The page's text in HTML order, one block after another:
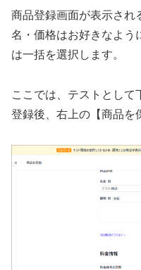
商品登録画面が表示され
名・価格はお好きなよう
は一括を選択します。
ここでは、テストとして
登録後、右上の【商品を